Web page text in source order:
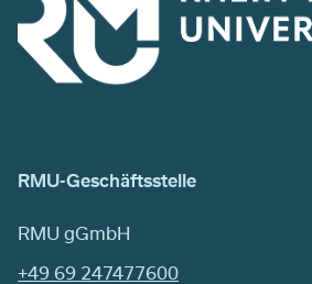
RMU-Geschäftsstelle
RMU gGmbH
+49 69 247477600